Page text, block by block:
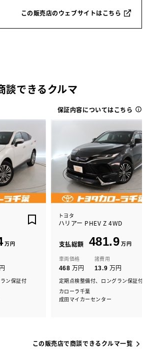
この販売店のウェブサイトはこちら
談できるクルマ
保証内容についてはこちら
万円
ン保証付
トヨタ
ハリアー PHEV Z 4WD
支払総額 481.9 万円
車両価格
468 万円
諸費用
13.9 万円
定期点検整備付、ロングラン保証付
カローラ千葉
成田マイカーセンター
この販売店で商談できるクルマ一覧